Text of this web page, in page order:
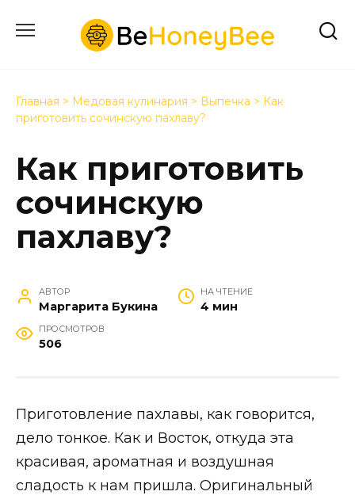
содержанию
Главная > Медовая кулинария > Выпечка > Как
приготовить сочинскую пахлаву?
Как приготовить
сочинскую
пахлаву?
АВТОР
Маргарита Букина
НА ЧТЕНИЕ
4 мин
ПРОСМОТРОВ
506
Приготовление пахлавы, как говорится,
дело тонкое. Как и Восток, откуда эта
красивая, ароматная и воздушная
сладость к нам пришла. Оригинальный